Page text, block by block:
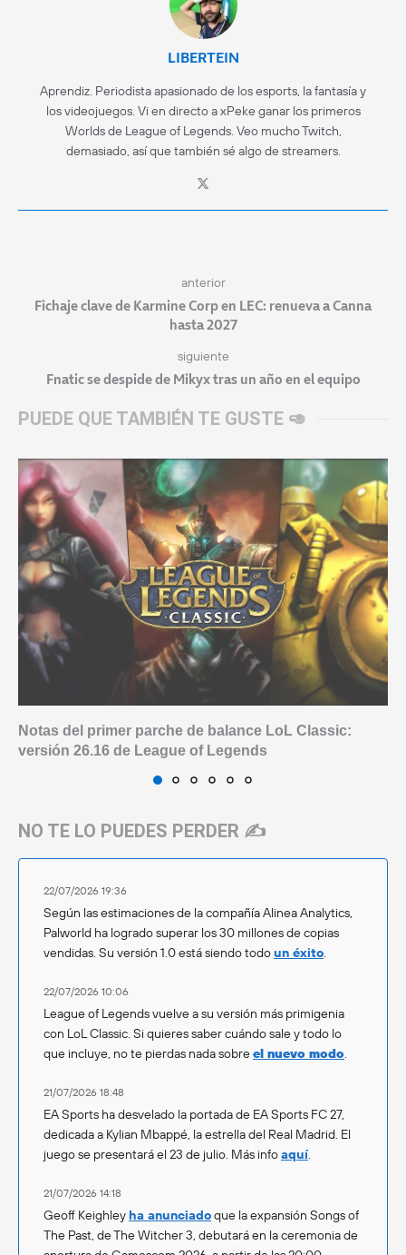
LIBERTEIN
Aprendiz. Periodista apasionado de los esports, la fantasía y
los videojuegos. Vi en directo a xPeke ganar los primeros
Worlds de League of Legends. Veo mucho Twitch,
demasiado, así que también sé algo de streamers.
anterior
Fichaje clave de Karmine Corp en LEC: renueva a Canna
hasta 2027
siguiente
Fnatic se despide de Mikyx tras un año en el equipo
PUEDE QUE TAMBIÉN TE GUSTE 🥑
Notas del primer parche de balance LoL Classic:
versión 26.16 de League of Legends
NO TE LO PUEDES PERDER ✍️
22/07/2026 19:36
Según las estimaciones de la compañía Alinea Analytics,
Palworld ha logrado superar los 30 millones de copias
vendidas. Su versión 1.0 está siendo todoun éxito.
22/07/2026 10:06
League of Legends vuelve a su versión más primigenia
con LoL Classic. Si quieres saber cuándo sale y todo lo
que incluye, no te pierdas nada sobreel nuevo modo.
21/07/2026 18:48
EA Sports ha desvelado la portada de EA Sports FC 27,
dedicada a Kylian Mbappé, la estrella del Real Madrid. El
juego se presentará el 23 de julio. Más infoaquí.
21/07/2026 14:18
Geoff Keighley ha anunciadoque la expansión Songs of
The Past, de The Witcher 3, debutará en la ceremonia de